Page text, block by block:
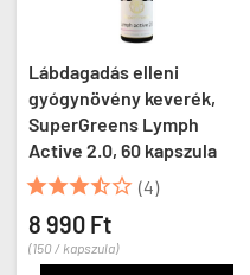
Lábdagadás elleni
gyógynövény keverék,
SuperGreens Lymph
Active 2.0, 60 kapszula
 (4)
8 990 Ft
(150 / kapszula)